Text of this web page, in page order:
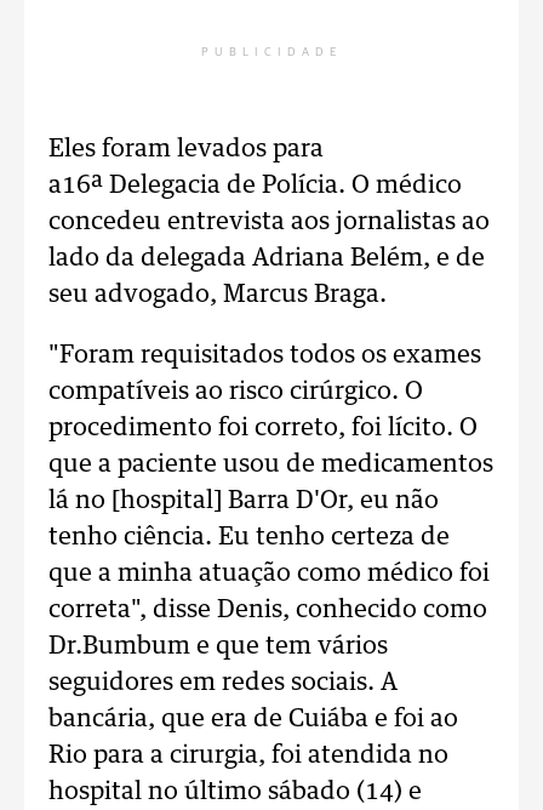
PUBLICIDADE
Eles foram levados para
a16ª Delegacia de Polícia. O médico
concedeu entrevista aos jornalistas ao
lado da delegada Adriana Belém, e de
seu advogado, Marcus Braga.
"Foram requisitados todos os exames
compatíveis ao risco cirúrgico. O
procedimento foi correto, foi lícito. O
que a paciente usou de medicamentos
lá no [hospital] Barra D'Or, eu não
tenho ciência. Eu tenho certeza de
que a minha atuação como médico foi
correta", disse Denis, conhecido como
Dr.Bumbum e que tem vários
seguidores em redes sociais. A
bancária, que era de Cuiába e foi ao
Rio para a cirurgia, foi atendida no
hospital no último sábado (14) e